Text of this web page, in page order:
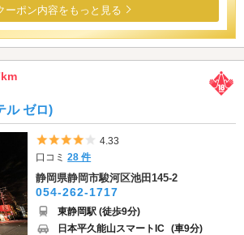
ーポン内容をもっと見る
ル ゼロ)
5つ星のうち4
4.33
口コミ28 件
静岡県静岡市駿河区池田145-2
054-262-1717
東静岡駅 (徒歩9分)
日本平久能山スマートIC (車9分)